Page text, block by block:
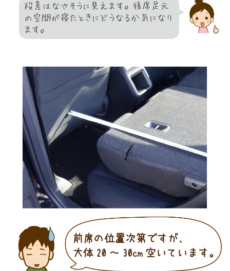
段差はなさそうに見えます。後席足元
の空間が寝たときにどうなるか気になり
ます。